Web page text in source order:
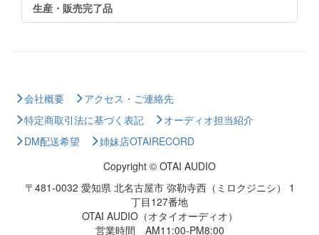
生産・販売完了品
会社概要
アクセス・ご連絡先
特定商取引法に基づく表記
オーディオ担当紹介
DM配送希望
姉妹店OTAIRECORD
Copyright © OTAI AUDIO
〒481-0032 愛知県 北名古屋市 弥勒寺西（ミロクジニシ） 1
丁目127番地
OTAI AUDIO（オタイオーディオ）
営業時間 AM11:00-PM8:00